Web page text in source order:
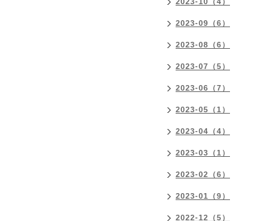
2023-09（6）
2023-08（6）
2023-07（5）
2023-06（7）
2023-05（1）
2023-04（4）
2023-03（1）
2023-02（6）
2023-01（9）
2022-12（5）